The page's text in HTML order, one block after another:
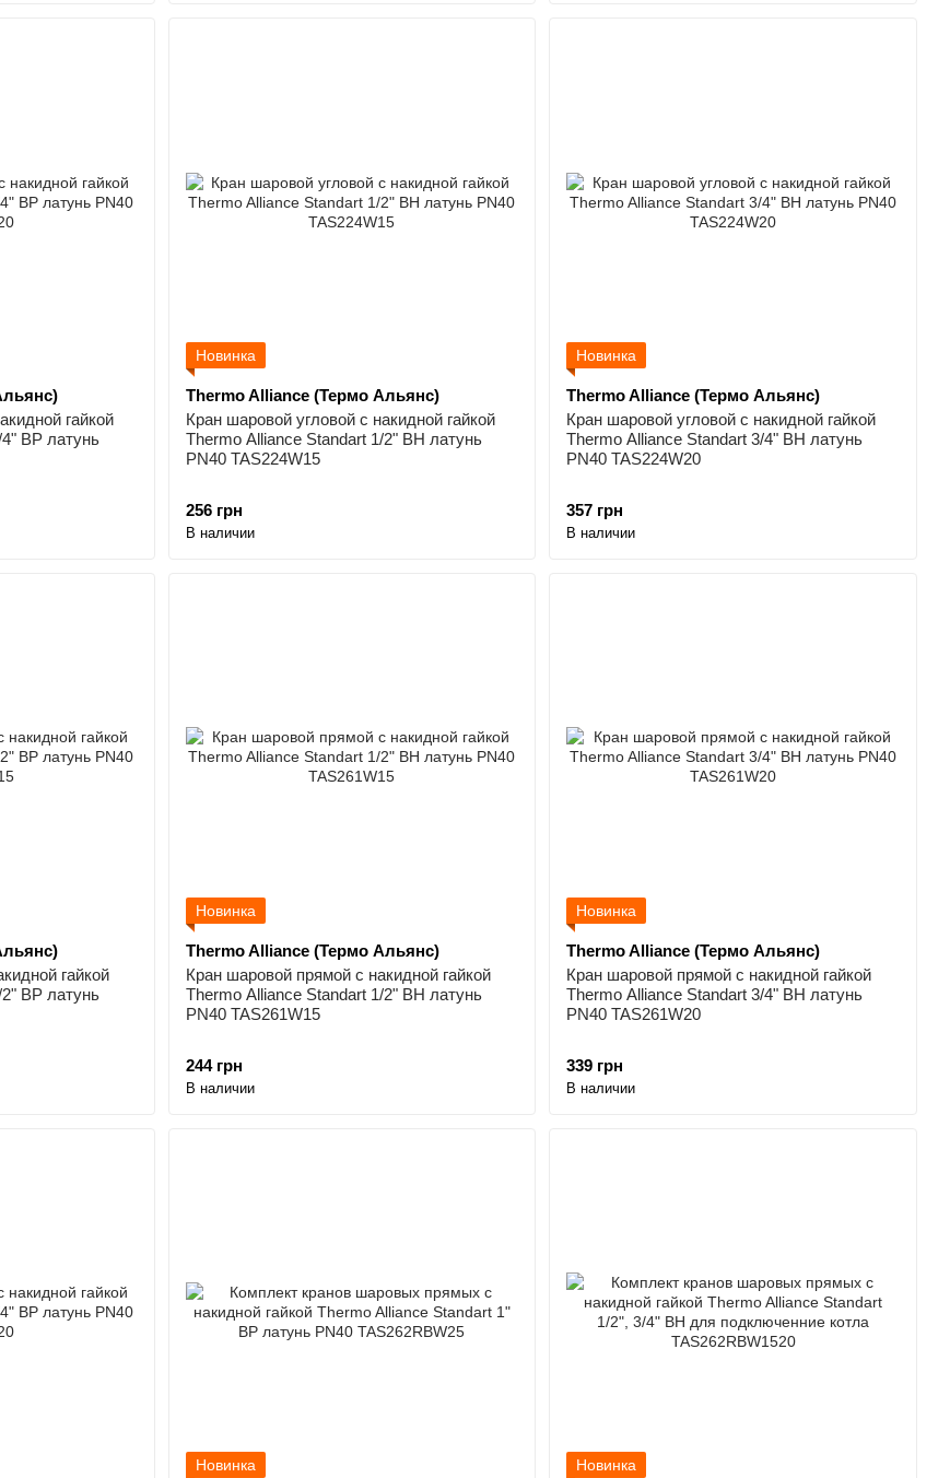
гайкой
ВР латунь
Новинка
Thermo Alliance (Термо Альянс)
Кран шаровой угловой с накидной гайкой
Thermo Alliance Standart 1/2" ВН латунь
PN40 TAS224W15
256 грн
В наличии
Новинка
Thermo Alliance (Термо Альянс)
Кран шаровой угловой с накидной гайкой
Thermo Alliance Standart 3/4" ВН латунь
PN40 TAS224W20
357 грн
В наличии
гайкой
ВР латунь
Новинка
Thermo Alliance (Термо Альянс)
Кран шаровой прямой с накидной гайкой
Thermo Alliance Standart 1/2" ВН латунь
PN40 TAS261W15
244 грн
В наличии
Новинка
Thermo Alliance (Термо Альянс)
Кран шаровой прямой с накидной гайкой
Thermo Alliance Standart 3/4" ВН латунь
PN40 TAS261W20
339 грн
В наличии
Новинка Новинка